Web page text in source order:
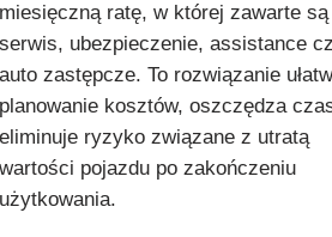
miesięczną ratę, w której zawarte są
serwis, ubezpieczenie, assistance
auto zastępcze. To rozwiązanie
planowanie kosztów, oszczędza
eliminuje ryzyko związane z utratą
wartości pojazdu po zakończeniu
użytkowania.